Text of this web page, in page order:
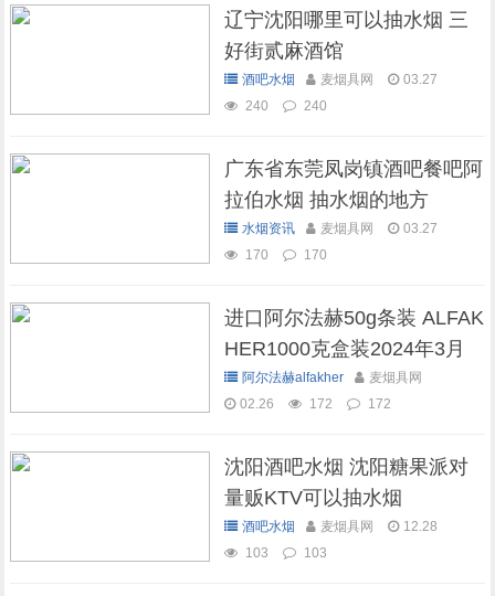
辽宁沈阳哪里可以抽水烟 三
好街贰麻酒馆
酒吧水烟 麦烟具网
03.27
240
240
广东省东莞凤岗镇酒吧餐吧阿
拉伯水烟 抽水烟的地方
水烟资讯 麦烟具网
03.27
170
170
进口阿尔法赫50g条装 ALFAK
HER1000克盒装2024年3月
现货库存
阿尔法赫alfakher
麦烟具网
02.26
172 172
沈阳酒吧水烟 沈阳糖果派对
量贩KTV可以抽水烟
酒吧水烟 麦烟具网
12.28
103
103